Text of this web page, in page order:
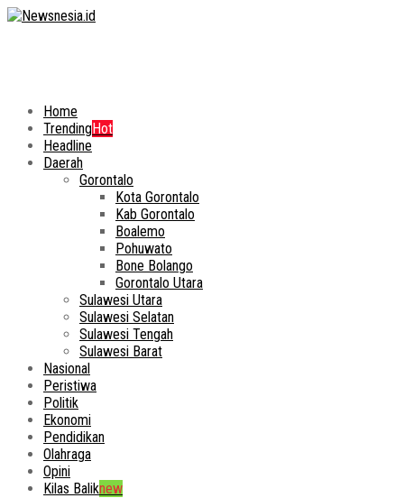
Home
TrendingHot
Headline
Daerah
Gorontalo
Kota Gorontalo
Kab Gorontalo
Boalemo
Pohuwato
Bone Bolango
Gorontalo Utara
Sulawesi Utara
Sulawesi Selatan
Sulawesi Tengah
Sulawesi Barat
Nasional
Peristiwa
Politik
Ekonomi
Pendidikan
Olahraga
Opini
Kilas Baliknew